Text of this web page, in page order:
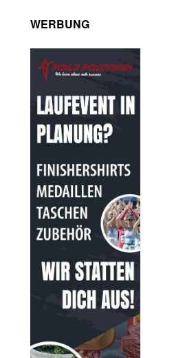
WERBUNG